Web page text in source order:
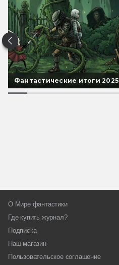
Фантастические итоги 2025
О Мире фантастики
Где купить журнал?
Подписка
Наш магазин
Пользовательское соглашение